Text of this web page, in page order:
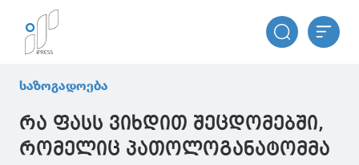
საზოგადოება
რა ფასს ვიხდით შეცდომებში,
რომელიც პათოლოგანატომმა